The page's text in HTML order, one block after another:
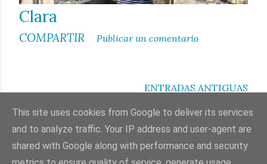
Clara
COMPARTIR Publicar un comentario
ENTRADAS ANTIGUAS
Con la tecnología de Blogger
This site uses cookies from Google to deliver its services
and to analyze traffic. Your IP address and user-agent are
shared with Google along with performance and security